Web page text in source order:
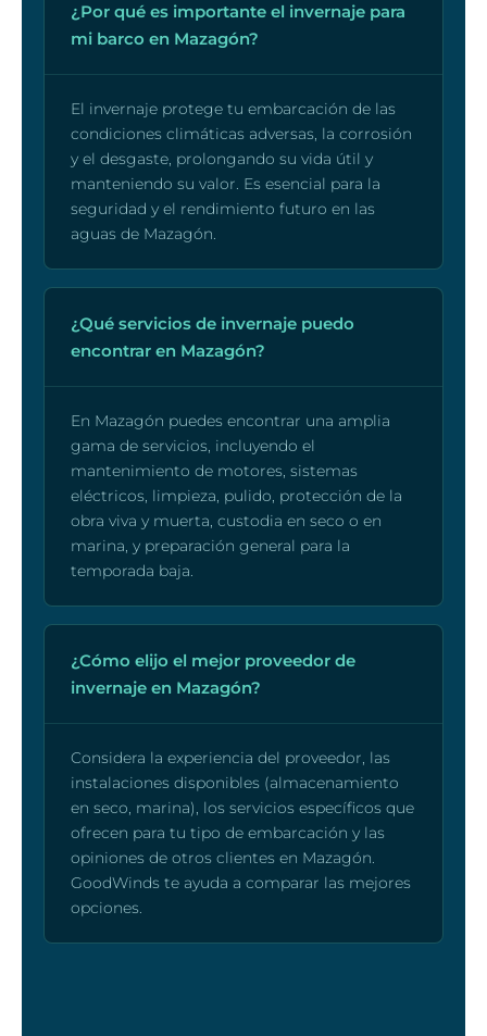
¿Por qué es importante el invernaje para
mi barco en Mazagón?
El invernaje protege tu embarcación de las
condiciones climáticas adversas, la corrosión
y el desgaste, prolongando su vida útil y
manteniendo su valor. Es esencial para la
seguridad y el rendimiento futuro en las
aguas de Mazagón.
¿Qué servicios de invernaje puedo
encontrar en Mazagón?
En Mazagón puedes encontrar una amplia
gama de servicios, incluyendo el
mantenimiento de motores, sistemas
eléctricos, limpieza, pulido, protección de la
obra viva y muerta, custodia en seco o en
marina, y preparación general para la
temporada baja.
¿Cómo elijo el mejor proveedor de
invernaje en Mazagón?
Considera la experiencia del proveedor, las
instalaciones disponibles (almacenamiento
en seco, marina), los servicios específicos que
ofrecen para tu tipo de embarcación y las
opiniones de otros clientes en Mazagón.
GoodWinds te ayuda a comparar las mejores
opciones.